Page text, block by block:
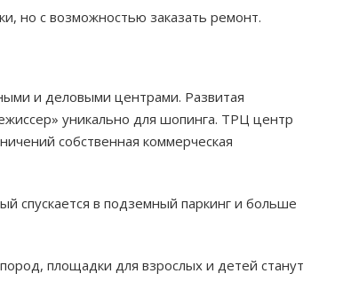
но с возможностью заказать ремонт.
и деловыми центрами. Развитая
уникально для шопинга. ТРЦ центр
собственная коммерческая
спускается в подземный паркинг и больше
площадки для взрослых и детей станут